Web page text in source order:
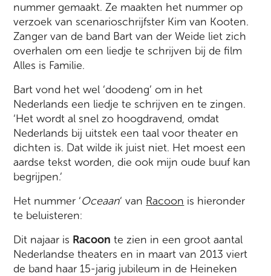
nummer gemaakt. Ze maakten het nummer op
verzoek van scenarioschrijfster Kim van Kooten.
Zanger van de band Bart van der Weide liet zich
overhalen om een liedje te schrijven bij de film
Alles is Familie.
Bart vond het wel ‘doodeng’ om in het
Nederlands een liedje te schrijven en te zingen.
‘Het wordt al snel zo hoogdravend, omdat
Nederlands bij uitstek een taal voor theater en
dichten is. Dat wilde ik juist niet. Het moest een
aardse tekst worden, die ook mijn oude buuf kan
begrijpen.’
Het nummer ‘Oceaan‘ van Racoon is hieronder
te beluisteren:
Dit najaar is Racoon te zien in een groot aantal
Nederlandse theaters en in maart van 2013 viert
de band haar 15-jarig jubileum in de Heineken